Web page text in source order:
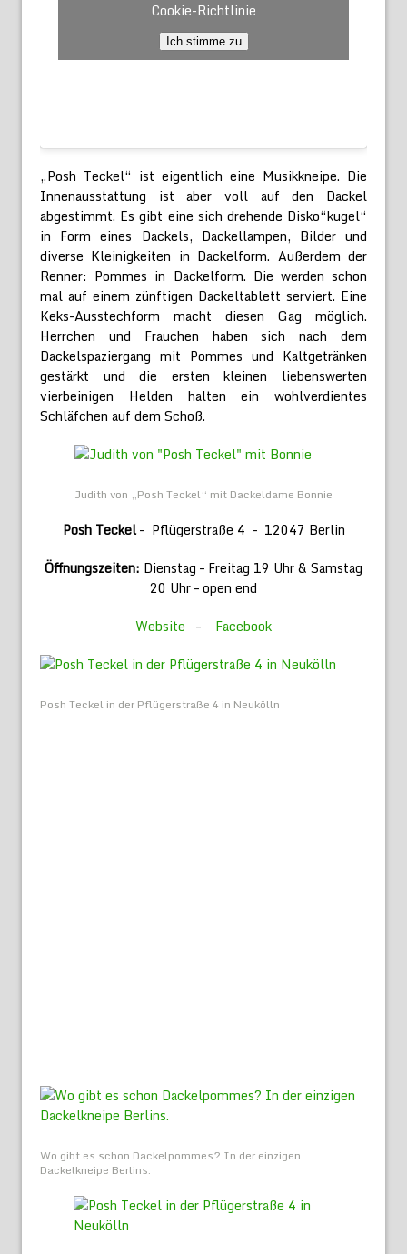
Cookie-Richtlinie
Ich stimme zu
„Posh Teckel“ ist eigentlich eine Musikkneipe. Die
Innenausstattung ist aber voll auf den Dackel
abgestimmt. Es gibt eine sich drehende Disko“kugel“
in Form eines Dackels, Dackellampen, Bilder und
diverse Kleinigkeiten in Dackelform. Außerdem der
Renner: Pommes in Dackelform. Die werden schon
mal auf einem zünftigen Dackeltablett serviert. Eine
Keks-Ausstechform macht diesen Gag möglich.
Herrchen und Frauchen haben sich nach dem
Dackelspaziergang mit Pommes und Kaltgetränken
gestärkt und die ersten kleinen liebenswerten
vierbeinigen Helden halten ein wohlverdientes
Schläfchen auf dem Schoß.
Judith von „Posh Teckel“ mit Dackeldame Bonnie
Posh Teckel– Pflügerstraße 4 – 12047 Berlin
Öffnungszeiten: Dienstag – Freitag 19 Uhr & Samstag
20 Uhr – open end
Website – Facebook
Posh Teckel in der Pflügerstraße 4 in Neukölln
Wo gibt es schon Dackelpommes? In der einzigen
Dackelkneipe Berlins.